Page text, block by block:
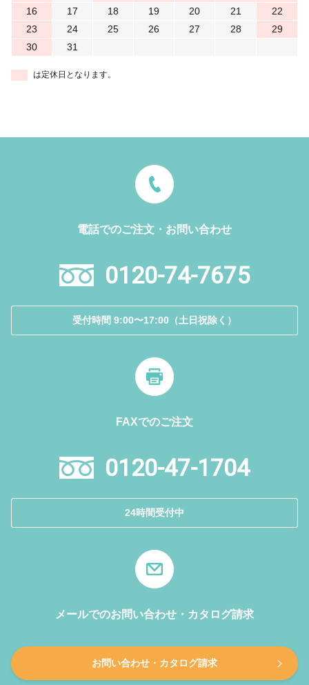
16
17 18 19 20 21
22
23
24 25 26 27 28
29
30
31
は定休日となります。
電話でのご注文・お問い合わせ
0120-74-7675
受付時間 9:00〜17:00（土日祝除く）
FAXでのご注文
0120-47-1704
24時間受付中
メールでのお問い合わせ・カタログ請求
お問い合わせ・カタログ請求